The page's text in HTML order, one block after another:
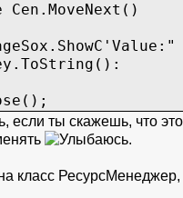
Cen.MoveNext()
если ты скажешь, что
.
класс РесурсМенеджер,